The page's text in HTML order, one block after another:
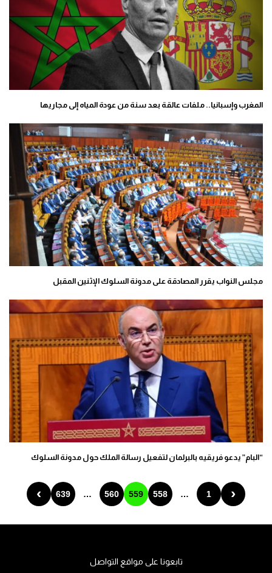
المغرب وإسبانيا.. ملفات عالقة بعد سنة من عودة المياه إلى مجاريها
مجلس النواب يقرر المصادقة على مدونة السلوك الإثنين المقبل
“البام” يدعو فريقيه بالبرلمان لتفعيل رسالة الملك حول مدونة السلوك
‹
1
…
558
559
560
…
639
›
تابعونا على مواقع التواصل